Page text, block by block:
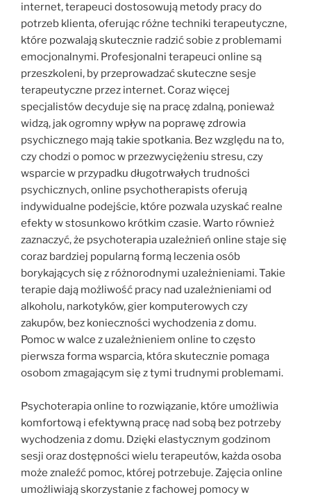
internet, terapeuci dostosowują metody pracy do
potrzeb klienta, oferując różne techniki terapeutyczne,
które pozwalają skutecznie radzić sobie z problemami
emocjonalnymi. Profesjonalni terapeuci online są
przeszkoleni, by przeprowadzać skuteczne sesje
terapeutyczne przez internet. Coraz więcej
specjalistów decyduje się na pracę zdalną, ponieważ
widzą, jak ogromny wpływ na poprawę zdrowia
psychicznego mają takie spotkania. Bez względu na to,
czy chodzi o pomoc w przezwyciężeniu stresu, czy
wsparcie w przypadku długotrwałych trudności
psychicznych, online psychotherapists oferują
indywidualne podejście, które pozwala uzyskać realne
efekty w stosunkowo krótkim czasie. Warto również
zaznaczyć, że psychoterapia uzależnień online staje się
coraz bardziej popularną formą leczenia osób
borykających się z różnorodnymi uzależnieniami. Takie
terapie dają możliwość pracy nad uzależnieniami od
alkoholu, narkotyków, gier komputerowych czy
zakupów, bez konieczności wychodzenia z domu.
Pomoc w walce z uzależnieniem online to często
pierwsza forma wsparcia, która skutecznie pomaga
osobom zmagającym się z tymi trudnymi problemami.
Psychoterapia online to rozwiązanie, które umożliwia
komfortową i efektywną pracę nad sobą bez potrzeby
wychodzenia z domu. Dzięki elastycznym godzinom
sesji oraz dostępności wielu terapeutów, każda osoba
może znaleźć pomoc, której potrzebuje. Zajęcia online
umożliwiają skorzystanie z fachowej pomocy w